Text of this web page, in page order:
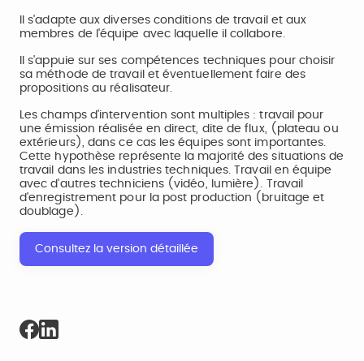
Il s'adapte aux diverses conditions de travail et aux
membres de l'équipe avec laquelle il collabore.
Il s'appuie sur ses compétences techniques pour choisir
sa méthode de travail et éventuellement faire des
propositions au réalisateur.
Les champs d'intervention sont multiples : travail pour
une émission réalisée en direct, dite de flux, (plateau ou
extérieurs), dans ce cas les équipes sont importantes.
Cette hypothèse représente la majorité des situations de
travail dans les industries techniques. Travail en équipe
avec d'autres techniciens (vidéo, lumière). Travail
d'enregistrement pour la post production (bruitage et
doublage).
Consultez la version détaillée